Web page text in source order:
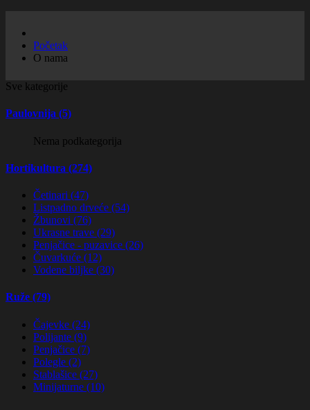
Početak
O nama
Sve kategorije
Paulovnija (5)
Nema podkategorija
Hortikultura (274)
Četinari (47)
Listpadno drveće (54)
Žbunovi (76)
Ukrasne trave (29)
Penjačice - puzavice (26)
Čuvarkuće (12)
Vodene biljke (30)
Ruže (79)
Čajevke (24)
Polijante (9)
Penjačice (7)
Polegle (2)
Stablašice (27)
Minijaturne (10)